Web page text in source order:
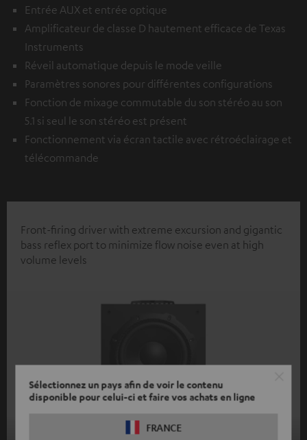
Sélectionnez un pays afin de voir le contenu
disponible pour celui-ci et faire vos achats en ligne
FRANCE
Entrée AUX et entrée optique
Amplificateur de classe D hautement efficace de Texas
Instruments
Réveil automatique depuis le mode veille
Paramètres sonores pour différentes configurations
Fonction de mixage commutable du son stéréo au son
5.1 si seul le son stéréo est présent
Fonctionnement via écran tactile avec rétroéclairage et
télécommande
Front-firing driver with extreme excursion and gigantic
bass reflex port to minimize flow noise even at high
volume levels